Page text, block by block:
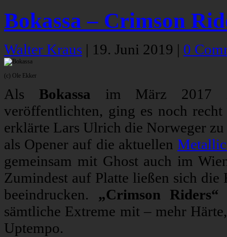
Bokassa – Crimson
Walter Kraus | 19. Juni 2019 | 0
(c) Ole Ekker
Als Bokassa im März 2017
veröffentlichten, ging es noch
erklärte Lars Ulrich die Norweger
als Opener auf die aktuellen
gemeinsam mit Ghost auch im
Zumindest auf Platte ließen sich
beeindrucken. „Crimson Riders“
sämtliche Extreme mit – mehr
Uptempo.